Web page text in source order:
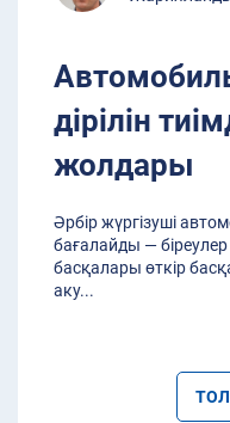
дірілін
жолдары
Әрбір жүргізуші
бағалайды — біреулер
басқалары өткір
аку...